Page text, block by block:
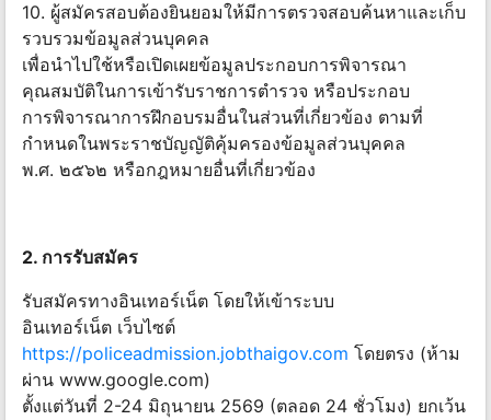
10. ผู้สมัครสอบต้องยินยอมให้มีการตรวจสอบค้นหาและเก็บ
รวบรวมข้อมูลส่วนบุคคล
เพื่อนำไปใช้หรือเปิดเผยข้อมูลประกอบการพิจารณา
คุณสมบัติในการเข้ารับราชการตำรวจ หรือประกอบ
การพิจารณาการฝึกอบรมอื่นในส่วนที่เกี่ยวข้อง ตามที่
กำหนดในพระราชบัญญัติคุ้มครองข้อมูลส่วนบุคคล
พ.ศ. ๒๕๖๒ หรือกฎหมายอื่นที่เกี่ยวข้อง
2. การรับสมัคร
รับสมัครทางอินเทอร์เน็ต โดยให้เข้าระบบ
อินเทอร์เน็ต เว็บไซต์
https://policeadmission.jobthaigov.com โดยตรง (ห้าม
ผ่าน www.google.com)
ตั้งแต่วันที่ 2-24 มิถุนายน 2569 (ตลอด 24 ชั่วโมง) ยกเว้น